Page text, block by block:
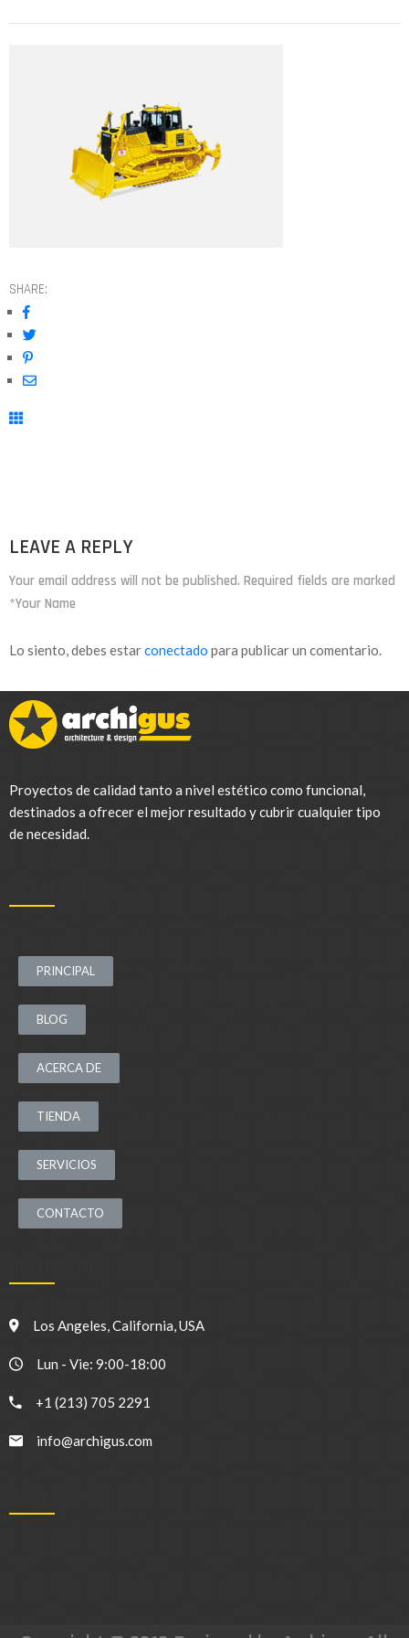
SHARE:
LEAVE A REPLY
Your email address will not be published. Required fields are marked
*Your Name
Lo siento, debes estarconectado para publicar un comentario.
Proyectos de calidad tanto a nivel estético como funcional,
destinados a ofrecer el mejor resultado y cubrir cualquier tipo
de necesidad.
PRINCIPAL
BLOG
ACERCA DE
TIENDA
SERVICIOS
CONTACTO
Los Angeles, California, USA
Lun - Vie: 9:00-18:00
+1 (213) 705 2291
info@archigus.com